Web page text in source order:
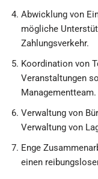
Abwicklung von
mögliche
Zahlungsverkehr.
Koordination von
Veranstaltungen
Managementteam.
Verwaltung von
Verwaltung von
Enge
einen